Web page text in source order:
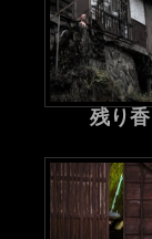
残り香